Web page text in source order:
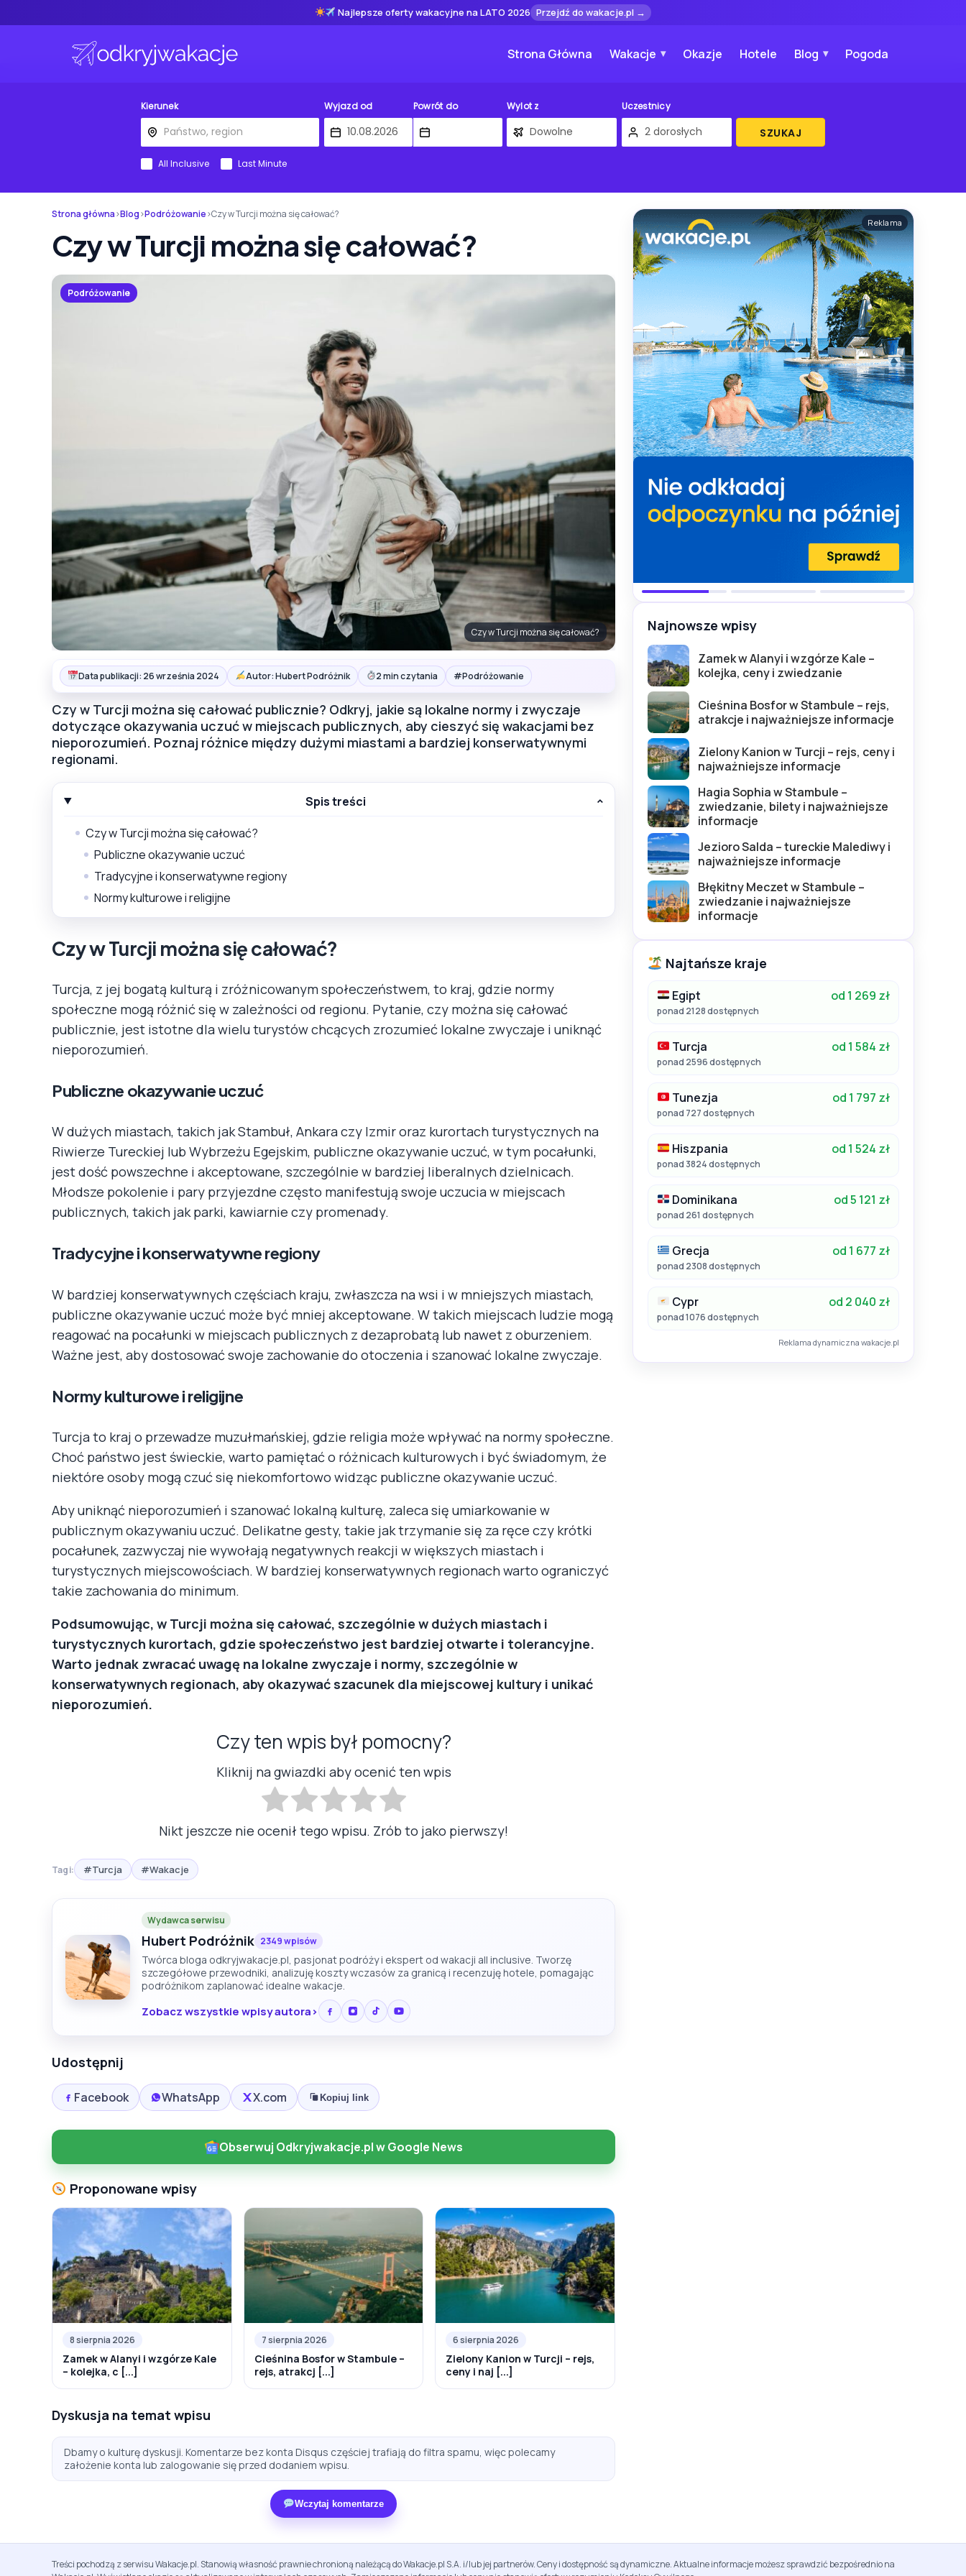
Najlepsze oferty wakacyjne na LATO 2026 Przejdź do wakacje.pl →
Strona Główna Wakacje Okazje Hotele Blog Pogoda
Kierunek Wyjazd od Powrót do Wylot z Uczestnicy
SZUKAJ
All Inclusive Last Minute
Strona główna›Blog›Podróżowanie›Czy w Turcji można się całować?
Czy w Turcji można się całować?
Podróżowanie
Czy w Turcji można się całować?
Data publikacji: 26 września 2024 Autor: Hubert Podróżnik 2 min czytania #Podróżowanie
Czy w Turcji można się całować publicznie? Odkryj, jakie są lokalne normy i zwyczaje
dotyczące okazywania uczuć w miejscach publicznych, aby cieszyć się wakacjami bez
nieporozumień. Poznaj różnice między dużymi miastami a bardziej konserwatywnymi
regionami.
Spis treści
Czy w Turcji można się całować?
Publiczne okazywanie uczuć
Tradycyjne i konserwatywne regiony
Normy kulturowe i religijne
Czy w Turcji można się całować?
Turcja, z jej bogatą kulturą i zróżnicowanym społeczeństwem, to kraj, gdzie normy
społeczne mogą różnić się w zależności od regionu. Pytanie, czy można się całować
publicznie, jest istotne dla wielu turystów chcących zrozumieć lokalne zwyczaje i uniknąć
nieporozumień.
Publiczne okazywanie uczuć
W dużych miastach, takich jak Stambuł, Ankara czy Izmir oraz kurortach turystycznych na
Riwierze Tureckiej lub Wybrzeżu Egejskim, publiczne okazywanie uczuć, w tym pocałunki,
jest dość powszechne i akceptowane, szczególnie w bardziej liberalnych dzielnicach.
Młodsze pokolenie i pary przyjezdne często manifestują swoje uczucia w miejscach
publicznych, takich jak parki, kawiarnie czy promenady.
Tradycyjne i konserwatywne regiony
W bardziej konserwatywnych częściach kraju, zwłaszcza na wsi i w mniejszych miastach,
publiczne okazywanie uczuć może być mniej akceptowane. W takich miejscach ludzie mogą
reagować na pocałunki w miejscach publicznych z dezaprobatą lub nawet z oburzeniem.
Ważne jest, aby dostosować swoje zachowanie do otoczenia i szanować lokalne zwyczaje.
Normy kulturowe i religijne
Turcja to kraj o przewadze muzułmańskiej, gdzie religia może wpływać na normy społeczne.
Choć państwo jest świeckie, warto pamiętać o różnicach kulturowych i być świadomym, że
niektóre osoby mogą czuć się niekomfortowo widząc publiczne okazywanie uczuć.
Aby uniknąć nieporozumień i szanować lokalną kulturę, zaleca się umiarkowanie w
publicznym okazywaniu uczuć. Delikatne gesty, takie jak trzymanie się za ręce czy krótki
pocałunek, zazwyczaj nie wywołają negatywnych reakcji w większych miastach i
turystycznych miejscowościach. W bardziej konserwatywnych regionach warto ograniczyć
takie zachowania do minimum.
Podsumowując, w Turcji można się całować, szczególnie w dużych miastach i
turystycznych kurortach, gdzie społeczeństwo jest bardziej otwarte i tolerancyjne.
Warto jednak zwracać uwagę na lokalne zwyczaje i normy, szczególnie w
konserwatywnych regionach, aby okazywać szacunek dla miejscowej kultury i unikać
nieporozumień.
Czy ten wpis był pomocny?
Kliknij na gwiazdki aby ocenić ten wpis
Nikt jeszcze nie ocenił tego wpisu. Zrób to jako pierwszy!
Tagi: #Turcja #Wakacje
Wydawca serwisu
Hubert Podróżnik 2349 wpisów
Twórca bloga odkryjwakacje.pl, pasjonat podróży i ekspert od wakacji all inclusive. Tworzę
szczegółowe przewodniki, analizuję koszty wczasów za granicą i recenzuję hotele, pomagając
podróżnikom zaplanować idealne wakacje.
Zobacz wszystkie wpisy autora
Udostępnij
Facebook WhatsApp X.com Kopiuj link
Obserwuj Odkryjwakacje.pl w Google News
Proponowane wpisy
8 sierpnia 2026
Zamek w Alanyi i wzgórze Kale
– kolejka, c [...]
7 sierpnia 2026
Cieśnina Bosfor w Stambule –
rejs, atrakcj [...]
6 sierpnia 2026
Zielony Kanion w Turcji – rejs,
ceny i naj [...]
Dyskusja na temat wpisu
Dbamy o kulturę dyskusji. Komentarze bez konta Disqus częściej trafiają do filtra spamu, więc polecamy
założenie konta lub zalogowanie się przed dodaniem wpisu.
Wczytaj komentarze
Reklama
Najnowsze wpisy
Zamek w Alanyi i wzgórze Kale –
kolejka, ceny i zwiedzanie
Cieśnina Bosfor w Stambule – rejs,
atrakcje i najważniejsze informacje
Zielony Kanion w Turcji – rejs, ceny i
najważniejsze informacje
Hagia Sophia w Stambule –
zwiedzanie, bilety i najważniejsze
informacje
Jezioro Salda – tureckie Malediwy i
najważniejsze informacje
Błękitny Meczet w Stambule –
zwiedzanie i najważniejsze
informacje
Najtańsze kraje
Egipt od 1 269 zł
ponad 2128 dostępnych
Turcja od 1 584 zł
ponad 2596 dostępnych
Tunezja od 1 797 zł
ponad 727 dostępnych
Hiszpania od 1 524 zł
ponad 3824 dostępnych
Dominikana od 5 121 zł
ponad 261 dostępnych
Grecja od 1 677 zł
ponad 2308 dostępnych
Cypr od 2 040 zł
ponad 1076 dostępnych
Reklama dynamiczna wakacje.pl
Treści pochodzą z serwisu Wakacje.pl. Stanowią własność prawnie chronioną należącą do Wakacje.pl S.A. i/lub jej partnerów. Ceny i dostępność są dynamiczne. Aktualne informacje możesz sprawdzić bezpośrednio na